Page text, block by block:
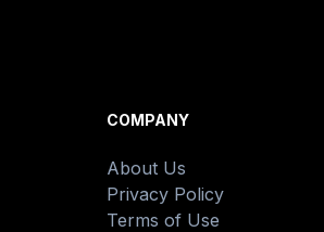
COMPANY
About Us
Privacy Policy
Terms of Use